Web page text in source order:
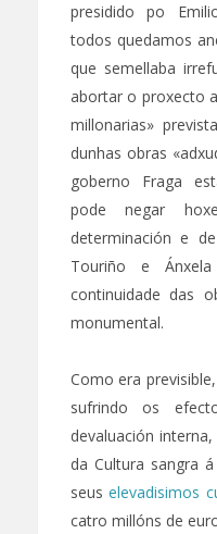
presidido po
todos quedamos
que semellaba
abortar o proxecto
millonarias»
dunhas obras
goberno Fraga
pode negar
determinación e
Touriño e
continuidade das
monumental.
Como era
sufrindo os
devaluación
da Cultura sangra
seuselevadisimos
catro millóns de